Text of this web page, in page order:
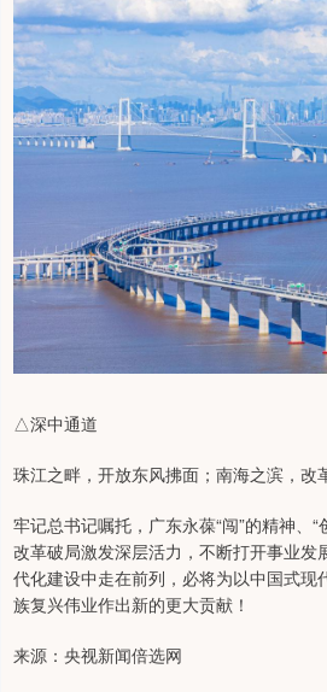
△深中通道
珠江之畔，开放东风拂面；南海之滨，改
牢记总书记嘱托，广东永葆“闯”的精神、“
改革破局激发深层活力，不断打开事业发
代化建设中走在前列，必将为以中国式现
族复兴伟业作出新的更大贡献！
来源：央视新闻倍选网